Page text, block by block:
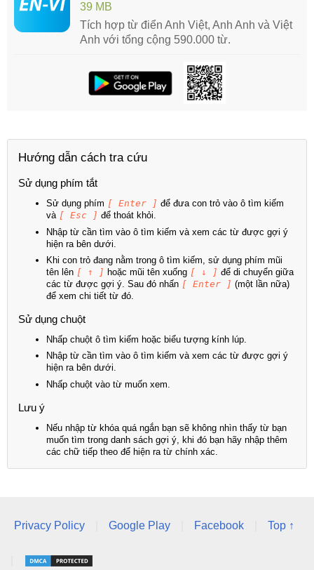
39 MB
Tích hợp từ điển Anh Việt, Anh Anh và Việt
Anh với tổng cộng 590.000 từ.
Hướng dẫn cách tra cứu
Sử dụng phím tắt
Sử dụng phím [ Enter ] để đưa con trỏ vào ô tìm kiếm
và [ Esc ] để thoát khỏi.
Nhập từ cần tìm vào ô tìm kiếm và xem các từ được gợi ý
hiện ra bên dưới.
Khi con trỏ đang nằm trong ô tìm kiếm, sử dụng phím mũi
tên lên [ ↑ ] hoặc mũi tên xuống [ ↓ ] để di chuyển giữa
các từ được gợi ý. Sau đó nhấn [ Enter ] (một lần nữa)
để xem chi tiết từ đó.
Sử dụng chuột
Nhấp chuột ô tìm kiếm hoặc biểu tượng kính lúp.
Nhập từ cần tìm vào ô tìm kiếm và xem các từ được gợi ý
hiện ra bên dưới.
Nhấp chuột vào từ muốn xem.
Lưu ý
Nếu nhập từ khóa quá ngắn bạn sẽ không nhìn thấy từ bạn
muốn tìm trong danh sách gợi ý, khi đó bạn hãy nhập thêm
các chữ tiếp theo để hiện ra từ chính xác.
Privacy Policy Google Play Facebook Top ↑